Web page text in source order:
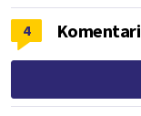
4 Komentari